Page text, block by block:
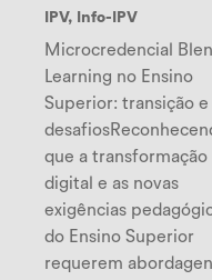
IPV, Info-IPV
Microcredencial
Learning no Ensino
Superior: transição e
que a transformação
digital e as novas
exigências
do Ensino Superior
requerem